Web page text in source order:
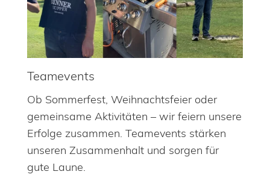
Teamevents
Ob Sommerfest, Weihnachtsfeier oder
gemeinsame Aktivitäten – wir feiern unsere
Erfolge zusammen. Teamevents stärken
unseren Zusammenhalt und sorgen für
gute Laune.